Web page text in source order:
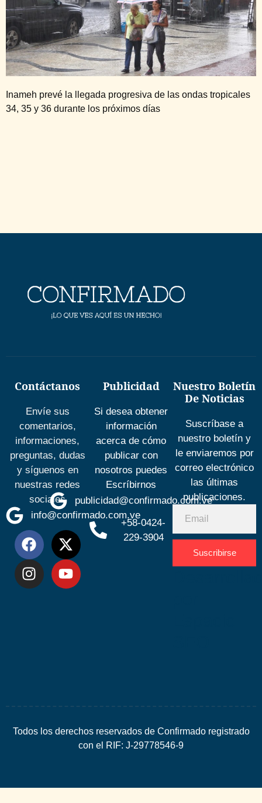
Inameh prevé la llegada progresiva de las ondas tropicales
34, 35 y 36 durante los próximos días
Contáctanos
Envíe sus
comentarios,
informaciones,
preguntas, dudas
y síguenos en
nuestras redes
sociales
info@confirmado.com.ve
Publicidad
Si desea obtener
información
acerca de cómo
publicar con
nosotros puedes
Escríbirnos
publicidad@confirmado.com.ve
+58-0424-
229-3904
Nuestro Boletín
De Noticias
Suscríbase a
nuestro boletín y
le enviaremos por
correo electrónico
las últimas
publicaciones.
Suscribirse
Todos los derechos reservados de Confirmado registrado
con el RIF: J-29778546-9